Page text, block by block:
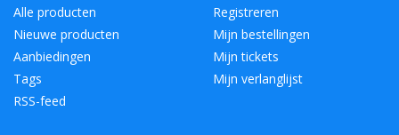
Alle producten
Nieuwe producten
Aanbiedingen
Tags
RSS-feed
Registreren
Mijn bestellingen
Mijn tickets
Mijn verlanglijst